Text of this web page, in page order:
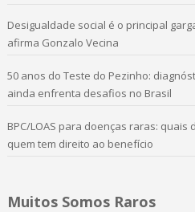
Desigualdade social é o principal
afirma Gonzalo Vecina
50 anos do Teste do Pezinho:
ainda enfrenta desafios no Brasil
BPC/LOAS para doenças raras:
quem tem direito ao benefício
Muitos Somos Raros